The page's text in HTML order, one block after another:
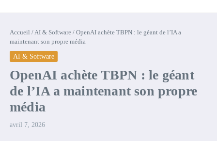
Accueil /AI & Software / OpenAI achète TBPN : le géant de l’IA a
maintenant son propre média
AI & Software
OpenAI achète TBPN : le géant
de l’IA a maintenant son propre
média
avril 7, 2026